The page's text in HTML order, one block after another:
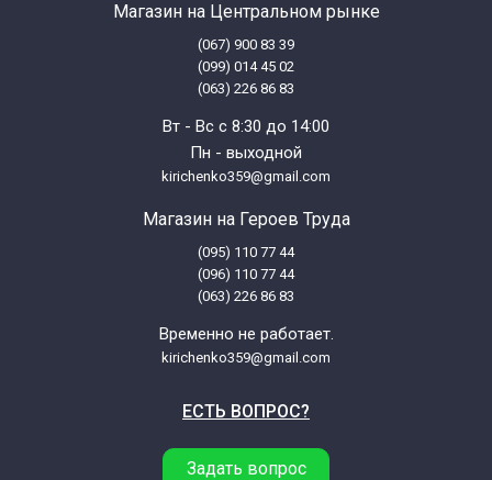
Магазин на Центральном рынке
(067) 900 83 39
(099) 014 45 02
(063) 226 86 83
Вт - Вс с 8:30 до 14:00
Пн - выходной
kirichenko359@gmail.com
Магазин на Героев Труда
(095) 110 77 44
(096) 110 77 44
(063) 226 86 83
Временно не работает.
kirichenko359@gmail.com
ЕСТЬ ВОПРОС?
Задать вопрос